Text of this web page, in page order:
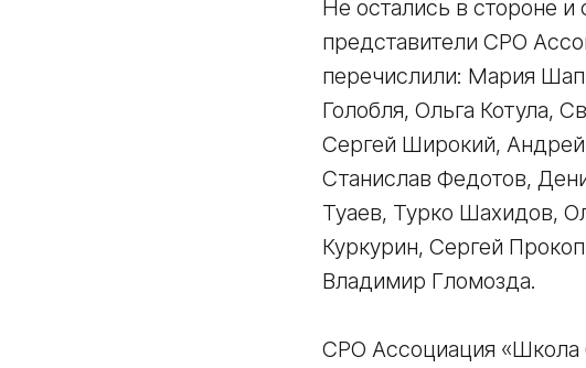
Не остались в стороне
представители СРО
перечислили: Мария
Голобля, Ольга Котула,
Сергей Широкий,
Станислав Федотов,
Туаев, Турко Шахидов,
Куркурин, Сергей
Владимир Гломозда.
СРО Ассоциация «Школа